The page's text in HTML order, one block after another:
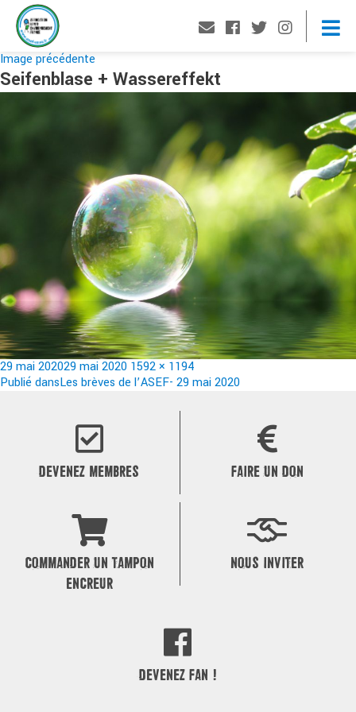
Image précédente
Seifenblase + Wassereffekt
Publié
le
29 mai 202029 mai 2020 Taille
réelle
1592 × 1194
Navigation
Publié dansLes brèves de l’ASEF- 29 mai 2020
DEVENEZ MEMBRES FAIRE UN DON
COMMANDER UN TAMPON
ENCREUR
NOUS INVITER
DEVENEZ FAN !